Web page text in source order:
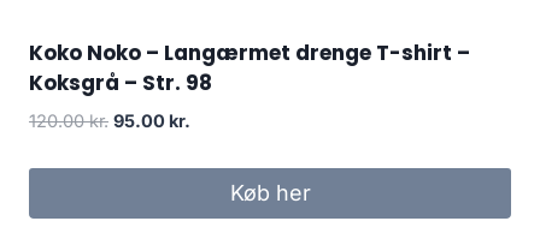
Koko Noko – Langærmet drenge T-shirt –
Koksgrå – Str. 98
120.00kr. Original
was:
95.00 kr.
is:
95.00 kr..Køb her